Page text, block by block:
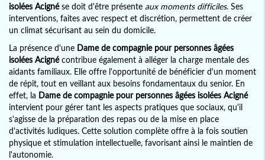
isolées Acignése doit d'être présente aux moments difficiles. Ses
interventions, faites avec respect et discrétion, permettent de créer
un climat sécurisant au sein du domicile.
La présence d'une Dame de compagnie pour personnes âgées
isolées Acignécontribue également à alléger la charge mentale des
aidants familiaux. Elle offre l'opportunité de bénéficier d'un moment
de répit, tout en veillant aux besoins fondamentaux du senior. En
effet, la Dame de compagnie pour personnes âgées isolées Acigné
intervient pour gérer tant les aspects pratiques que sociaux, qu'il
s'agisse de la préparation des repas ou de la mise en place
d'activités ludiques. Cette solution complète offre à la fois soutien
physique et stimulation intellectuelle, favorisant ainsi le maintien de
l'autonomie.